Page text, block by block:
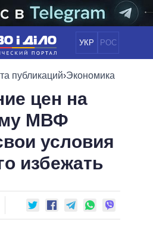
УКР РОС
ПОЛИТИКА
ЭКОНОМИКА
ОБЩЕСТВО
МИР
публикаций›Экономика
цен на
МВФ
условия
избежать